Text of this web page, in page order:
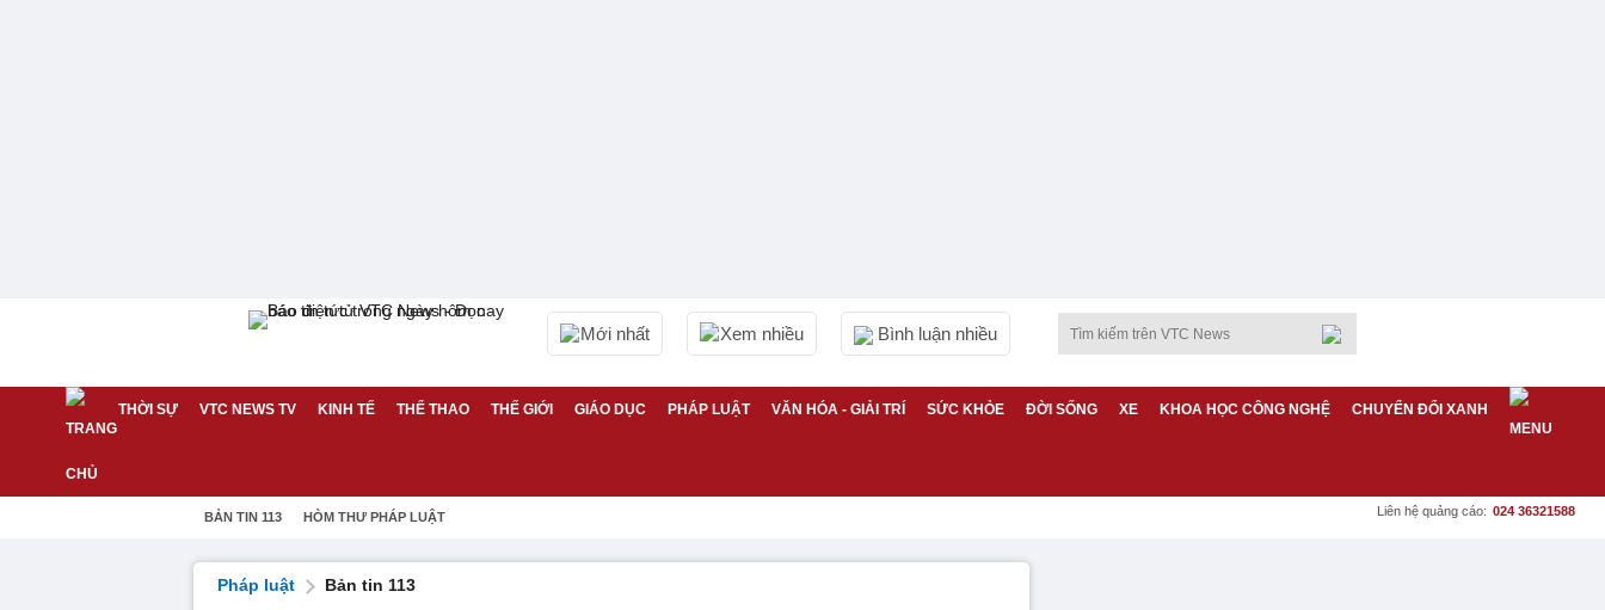
Mới nhất Xem nhiều Bình luận nhiều
THỜI SỰ VTC NEWS TV KINH TẾ THỂ THAO THẾ GIỚI GIÁO DỤC PHÁP LUẬT VĂN HÓA - GIẢI TRÍ SỨC KHỎE ĐỜI SỐNG XE KHOA HỌC CÔNG NGHỆ CHUYỂN ĐỔI XANH
BẢN TIN 113 HÒM THƯ PHÁP LUẬT Liên hệ quảng cáo: 024 36321588
Pháp luật Bản tin 113